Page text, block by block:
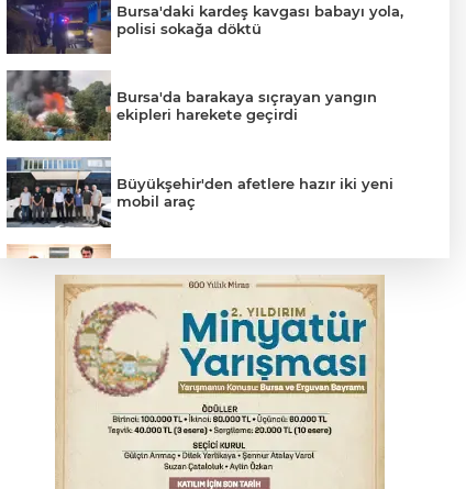
Bursa'daki kardeş kavgası babayı yola,
polisi sokağa döktü
Bursa'da barakaya sıçrayan yangın
ekipleri harekete geçirdi
Büyükşehir'den afetlere hazır iki yeni
mobil araç
bir araya geldi
Yargıtay’dan primle çalışanlara müjde
Serbest piyasada altın fiyatları...